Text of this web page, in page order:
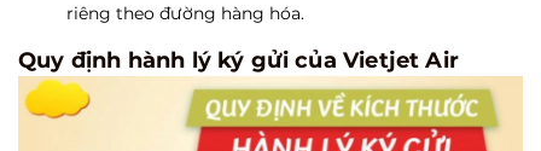
riêng theo đường hàng hóa.
Quy định hành lý ký gửi của Vietjet Air